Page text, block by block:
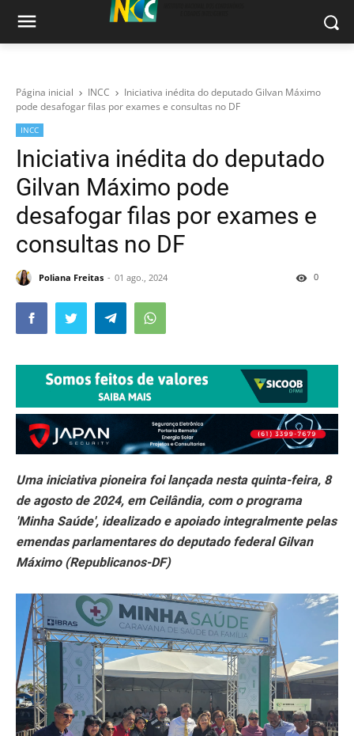
Página inicial INCC
Iniciativa inédita do deputado Gilvan Máximo
pode desafogar filas por exames e consultas no DF
INCC
Iniciativa inédita do deputado
Gilvan Máximo pode
desafogar filas por exames e
consultas no DF
Poliana Freitas 01 ago., 2024 0
Uma iniciativa pioneira foi lançada nesta quinta-feira, 8
de agosto de 2024, em Ceilândia, com o programa
'Minha Saúde', idealizado e apoiado integralmente pelas
emendas parlamentares do deputado federal Gilvan
Máximo (Republicanos-DF)